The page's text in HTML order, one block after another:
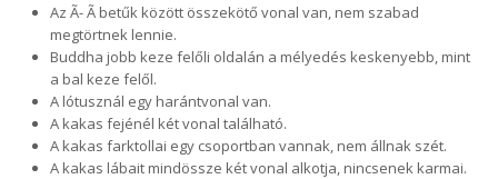
Az Ã- Ã betűk között összekötő vonal van, nem szabad
megtörtnek lennie.
Buddha jobb keze felőli oldalán a mélyedés keskenyebb, mint
a bal keze felől.
A lótusznál egy harántvonal van.
A kakas fejénél két vonal található.
A kakas farktollai egy csoportban vannak, nem állnak szét.
A kakas lábait mindössze két vonal alkotja, nincsenek karmai.